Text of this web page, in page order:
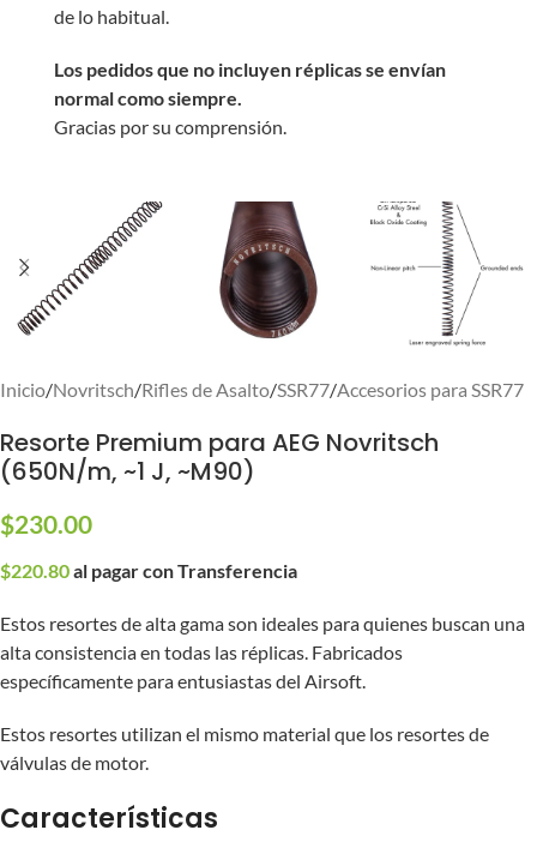
de lo habitual.
Los pedidos que no incluyen réplicas se envían
normal como siempre.
Gracias por su comprensión.
Inicio/Novritsch/Rifles de Asalto/SSR77/Accesorios para SSR77
Resorte Premium para AEG Novritsch
(650N/m, ~1 J, ~M90)
$230.00
$220.80al pagar con Transferencia
Estos resortes de alta gama son ideales para quienes buscan una
alta consistencia en todas las réplicas. Fabricados
específicamente para entusiastas del Airsoft.
Estos resortes utilizan el mismo material que los resortes de
válvulas de motor.
Características